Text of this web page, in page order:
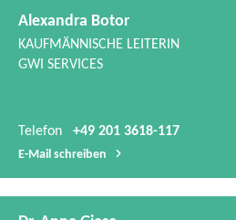
Telefon +49 201 3618-117
E-​Mail schreiben
Dr. Anne Giese
ABTEILUNGSLEITERIN INDUSTRIE-​